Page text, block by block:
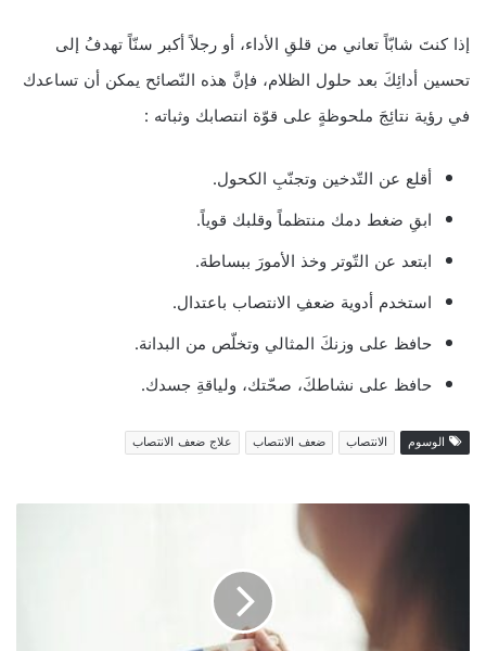
إذا كنتَ شابّاً تعاني من قلقِ الأداء، أو رجلاً أكبر سنّاً تهدفُ إلى
تحسين أدائِكَ بعد حلول الظلام، فإنَّ هذه النّصائح يمكن أن تساعدك
في رؤية نتائِجَ ملحوظةٍ على قوّة انتصابك وثباته :
http://webbanki.ru
أقلع عن التّدخين وتجنّبِ الكحول.
ابقِ ضغط دمك منتظماً وقلبك قوياً.
ابتعد عن التّوتر وخذ الأمورَ ببساطة.
استخدم أدوية ضعفِ الانتصاب باعتدال.
حافظ على وزنكَ المثالي وتخلّص من البدانة.
حافظ على نشاطكَ، صحّتك، ولياقةِ جسدك.
الوسوم الانتصاب ضعف الانتصاب علاج ضعف الانتصاب
متى